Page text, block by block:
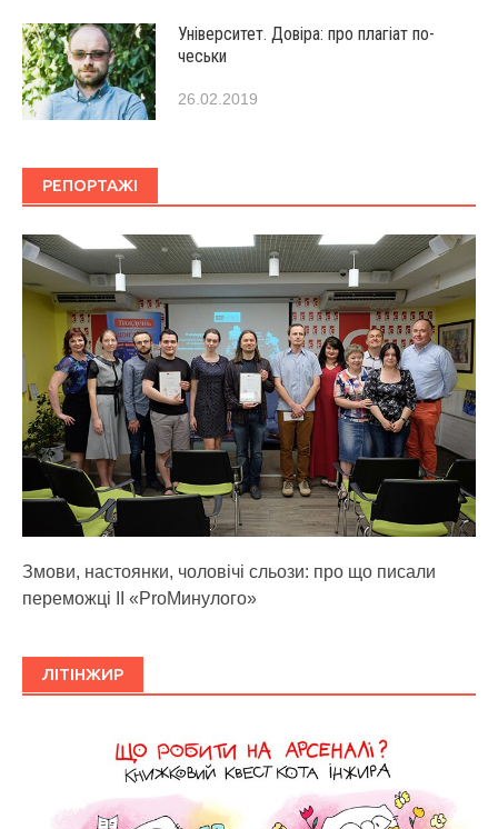
Університет. Довіра: про плагіат по-
чеськи
26.02.2019
РЕПОРТАЖІ
Змови, настоянки, чоловічі сльози: про що писали
переможці ІІ «ProМинулого»
ЛІТІНЖИР